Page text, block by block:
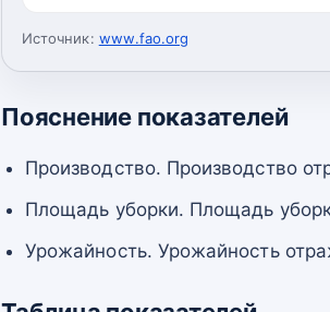
Источник: www.fao.org
Пояснение показателей
Производство. Производство
Площадь уборки. Площадь
Урожайность. Урожайность